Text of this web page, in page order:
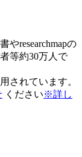
やresearchmapの
等約30万人で
されています。
ください※詳し